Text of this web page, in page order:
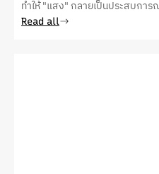
ทำให้ "แสง" กลายเป็นประสบกา
Read all